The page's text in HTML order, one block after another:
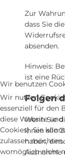
Zur
dass Sie
absenden.
Hinweis:
ist eine
Folgen
Wenn Sie
Ihnen alle
haben,
Ausnahme
Wir benutzen
Wir nutzen
essenziell für den
diese Website
Cookies). Sie
zulassen
womöglich nicht